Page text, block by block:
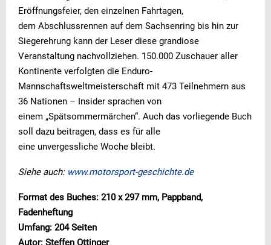
Eröffnungsfeier, den einzelnen Fahrtagen,
dem Abschlussrennen auf dem Sachsenring bis hin zur
Siegerehrung kann der Leser diese grandiose
Veranstaltung nachvollziehen. 150.000 Zuschauer aller
Kontinente verfolgten die Enduro-
Mannschaftsweltmeisterschaft mit 473 Teilnehmern aus
36 Nationen – Insider sprachen von
einem „Spätsommermärchen“. Auch das vorliegende Buch
soll dazu beitragen, dass es für alle
eine unvergessliche Woche bleibt.
Siehe auch: www.motorsport-geschichte.de
Format des Buches: 210 x 297 mm, Pappband,
Fadenheftung
Umfang: 204 Seiten
Autor: Steffen Ottinger